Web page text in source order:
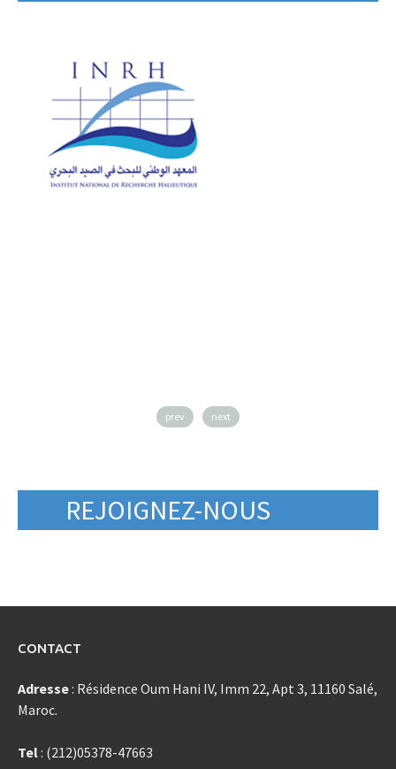
prev next
REJOIGNEZ-NOUS
CONTACT
Adresse: Résidence Oum Hani IV, Imm 22, Apt 3, 11160 Salé,
Maroc.
Tel: (212)05378-47663